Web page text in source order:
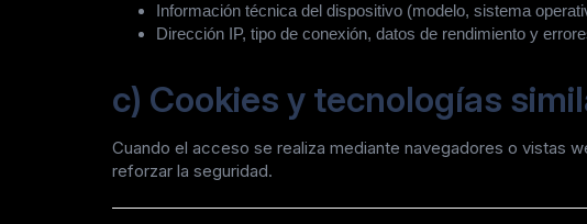
Información técnica del dispositivo (modelo, sistema
Dirección IP, tipo de conexión, datos de rendimiento y
c) Cookies y tecnologías
Cuando el acceso se realiza mediante navegadores o vistas
reforzar la seguridad.